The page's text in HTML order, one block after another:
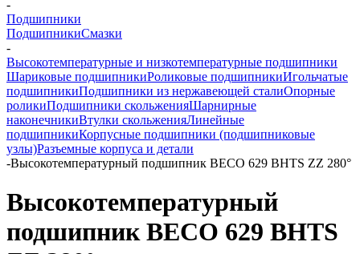
-
Подшипники
ПодшипникиСмазки
-
Высокотемпературные и низкотемпературные подшипники
Шариковые подшипникиРоликовые подшипникиИгольчатые
подшипникиПодшипники из нержавеющей сталиОпорные
роликиПодшипники скольженияШарнирные
наконечникиВтулки скольженияЛинейные
подшипникиКорпусные подшипники (подшипниковые
узлы)Разъемные корпуса и детали
-Высокотемпературный подшипник BECO 629 BHTS ZZ 280°
Высокотемпературный
подшипник BECO 629 BHTS